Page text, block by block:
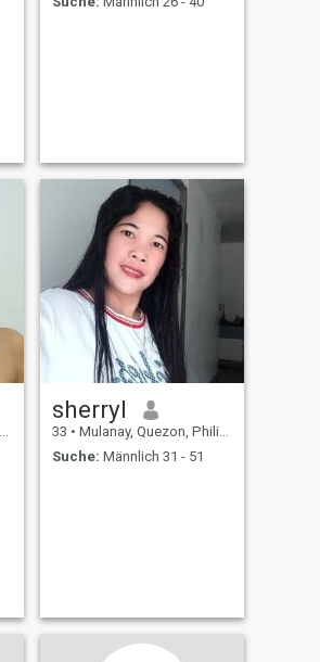
sherryl
33 • Mulanay, Quezon, Philippinen
Suche: Männlich 31 - 51